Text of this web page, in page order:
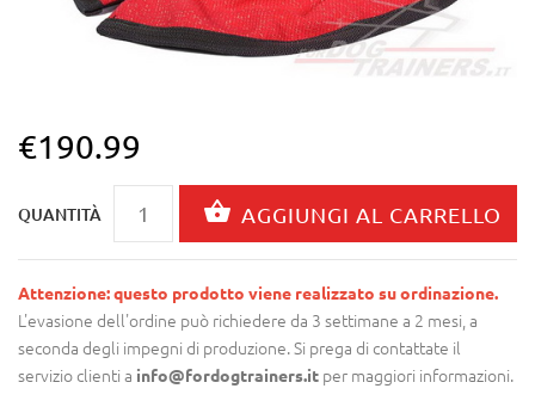
€190.99
QUANTITÀ
Attenzione: questo prodotto viene realizzato su ordinazione.
L'evasione dell'ordine può richiedere da 3 settimane a 2 mesi, a
seconda degli impegni di produzione. Si prega di contattate il
servizio clienti a info@fordogtrainers.it per maggiori informazioni.